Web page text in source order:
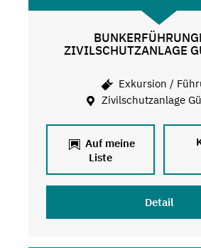
ZIVILSCHUTZANLAGE
Exkursion /
Zivilschutzanlage
Auf meine
Liste
Detail